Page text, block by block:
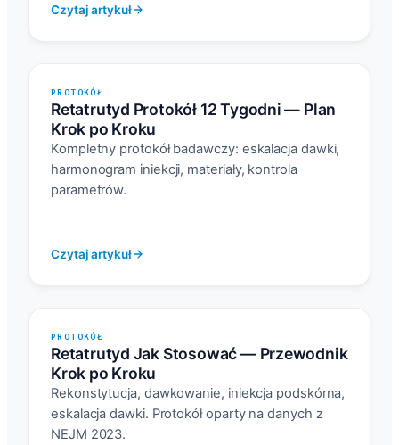
Czytaj artykuł
PROTOKÓŁ
Retatrutyd Protokół 12 Tygodni — Plan
Krok po Kroku
Kompletny protokół badawczy: eskalacja dawki,
harmonogram iniekcji, materiały, kontrola
parametrów.
Czytaj artykuł
PROTOKÓŁ
Retatrutyd Jak Stosować — Przewodnik
Krok po Kroku
Rekonstytucja, dawkowanie, iniekcja podskórna,
eskalacja dawki. Protokół oparty na danych z
NEJM 2023.